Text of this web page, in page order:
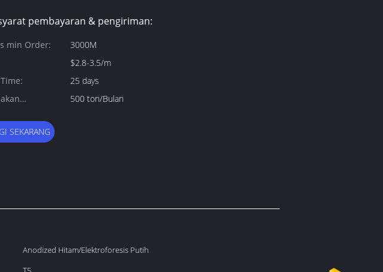
pembayaran & pengiriman:
min Order:
3000M
$2.8-3.5/m
25 days
500 ton/Bulan
SEKARANG
Anodized Hitam/Elektroforesis Putih